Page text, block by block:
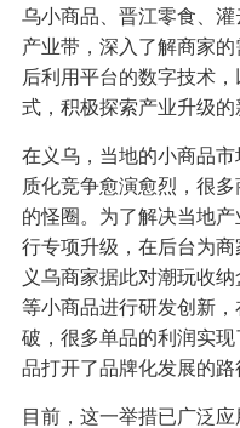
乌小商品、晋江零食、
产业带，深入了解商家
后利用平台的数字技术
式，积极探索产业升级的
在义乌，当地的小商品
质化竞争愈演愈烈，很
的怪圈。为了解决当地
行专项升级，在后台为商
义乌商家据此对潮玩收
等小商品进行研发创新
破，很多单品的利润实
品打开了品牌化发展的路
目前，这一举措已广泛